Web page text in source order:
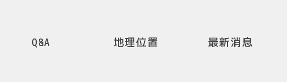
服務理念
Q&A 地理位置 最新消息